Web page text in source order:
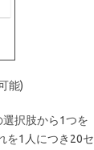
能)
択肢から1つを
を1人につき20セ